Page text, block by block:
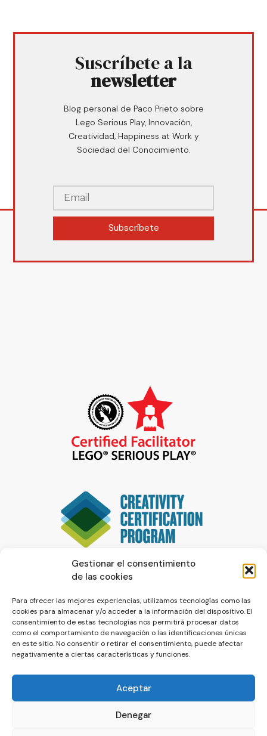
Gestionar el consentimiento
de las cookies
Para ofrecer las mejores experiencias, utilizamos tecnologías como las
cookies para almacenar y/o acceder a la información del dispositivo. El
consentimiento de estas tecnologías nos permitirá procesar datos
como el comportamiento de navegación o las identificaciones únicas
en este sitio. No consentir o retirar el consentimiento, puede afectar
negativamente a ciertas características y funciones.
Aceptar
Denegar
Suscríbete a la
newsletter
Blog personal de Paco Prieto sobre
Lego Serious Play, Innovación,
Creatividad, Happiness at Work y
Sociedad del Conocimiento.
Subscríbete